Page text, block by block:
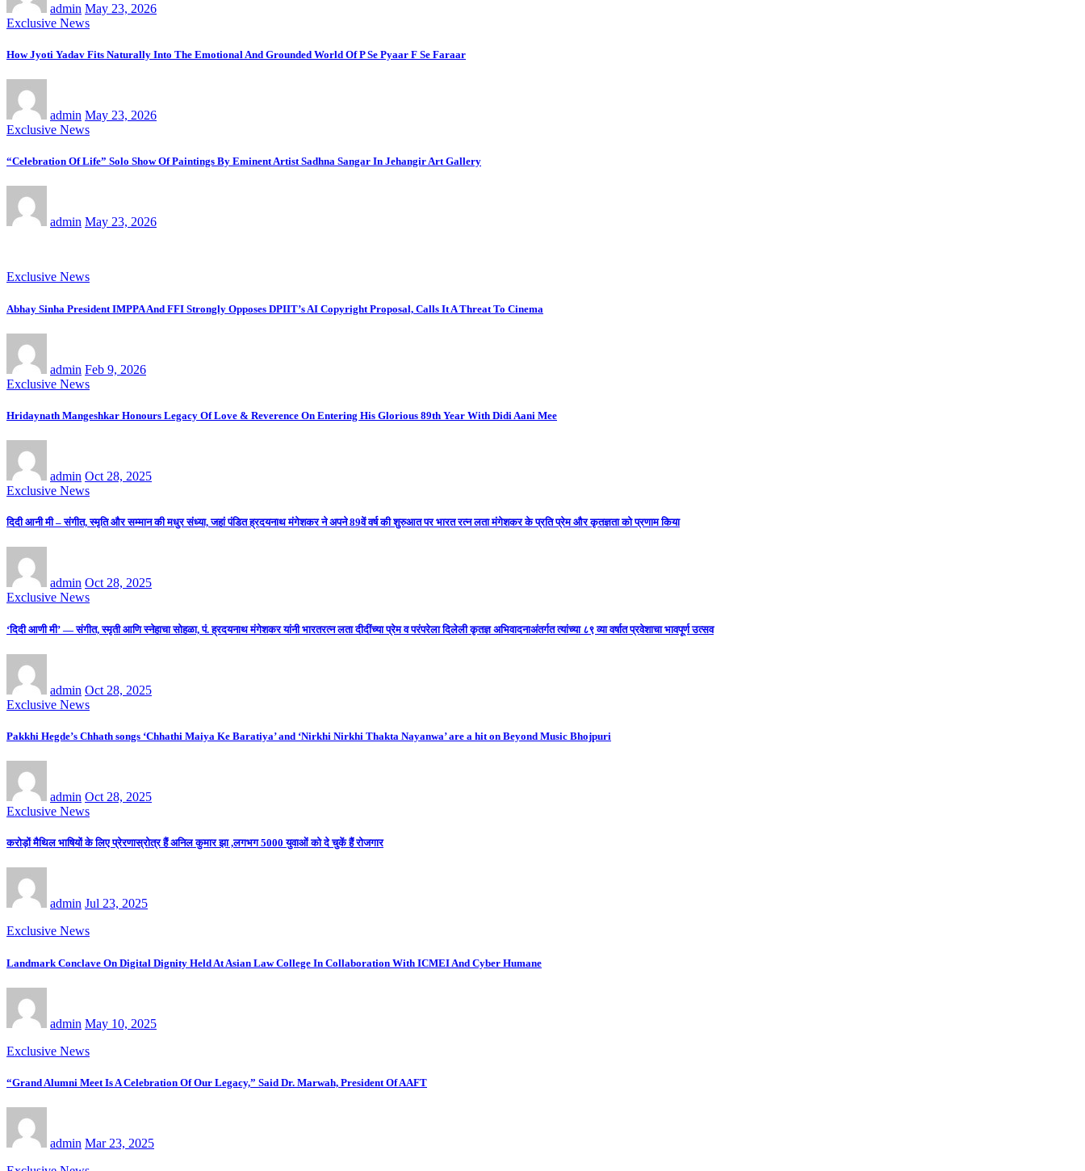
admin May 23, 2026
Exclusive News
How Jyoti Yadav Fits Naturally Into The Emotional And Grounded World Of P Se Pyaar F Se Faraar
admin May 23, 2026
Exclusive News
“Celebration Of Life” Solo Show Of Paintings By Eminent Artist Sadhna Sangar In Jehangir Art Gallery
admin May 23, 2026
Exclusive News
Abhay Sinha President IMPPA And FFI Strongly Opposes DPIIT’s AI Copyright Proposal, Calls It A Threat To Cinema
admin Feb 9, 2026
Exclusive News
Hridaynath Mangeshkar Honours Legacy Of Love & Reverence On Entering His Glorious 89th Year With Didi Aani Mee
admin Oct 28, 2025
Exclusive News
दिदी आनी मी – संगीत, स्मृति और सम्मान की मधुर संध्या, जहां पंडित ह्रदयनाथ मंगेशकर ने अपने 89वें वर्ष की शुरुआत पर भारत रत्न लता मंगेशकर के प्रति प्रेम और कृतज्ञता को प्रणाम किया
admin Oct 28, 2025
Exclusive News
‘दिदी आणी मी’ — संगीत, स्मृती आणि स्नेहाचा सोहळा, पं. ह्रदयनाथ मंगेशकर यांनी भारतरत्न लता दीदींच्या प्रेम व परंपरेला दिलेली कृतज्ञ अभिवादनाअंतर्गत त्यांच्या ८९ व्या वर्षात प्रवेशाचा भावपूर्ण उत्सव
admin Oct 28, 2025
Exclusive News
Pakkhi Hegde’s Chhath songs ‘Chhathi Maiya Ke Baratiya’ and ‘Nirkhi Nirkhi Thakta Nayanwa’ are a hit on Beyond Music Bhojpuri
admin Oct 28, 2025
Exclusive News
करोड़ों मैथिल भाषियों के लिए प्रेरणास्रोत्र हैं अनिल कुमार झा ,लगभग 5000 युवाओं को दे चुकें हैं रोजगार
admin Jul 23, 2025
Exclusive News
Landmark Conclave On Digital Dignity Held At Asian Law College In Collaboration With ICMEI And Cyber Humane
admin May 10, 2025
Exclusive News
“Grand Alumni Meet Is A Celebration Of Our Legacy,” Said Dr. Marwah, President Of AAFT
admin Mar 23, 2025